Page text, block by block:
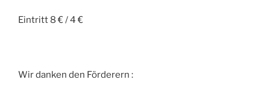
Eintritt 8 € / 4 €
Wir danken den Förderern :